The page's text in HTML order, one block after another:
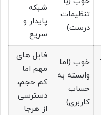
تنظیمات
درست)
شبکه
پایدار و
سریع
خوب (اما
وابسته به
حساب
کاربری)
فایل های
مهم اما
کم حجم،
دسترسی
از هرجا